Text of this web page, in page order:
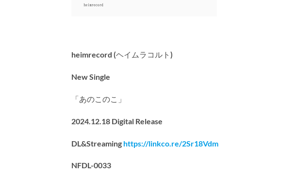
heimrecord (ヘイムラコルト)
New Single
「あのこのこ」
2024.12.18 Digital Release
DL&Streaming https://linkco.re/2Sr18Vdm
NFDL-0033